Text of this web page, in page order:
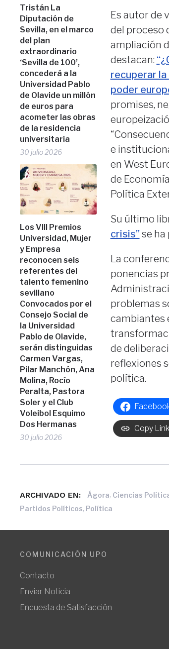
Tristán La
Diputación de
Sevilla, en el marco
del plan
extraordinario
‘Sevilla de 100’,
concederá a la
Universidad Pablo
de Olavide un millón
de euros para
acometer las obras
de la residencia
universitaria
30 julio 2026
Los VIII Premios
Universidad, Mujer
y Empresa
reconocen seis
referentes del
talento femenino
sevillano
Convocados por el
Consejo Social de
la Universidad
Pablo de Olavide,
serán distinguidas
Carmen Vargas,
Pilar Manchón, Ana
Molina, Rocío
Peralta, Pastora
Soler y el Club
Voleibol Esquimo
Dos Hermanas
30 julio 2026
Es autor de
del proceso
ampliación
destacan:
recuperar la
poder
promises,
e
en West
de
Política
Su último
crisis”se ha
La
ponencias
problemas
cambiantes
de
reflexiones
política.
Copy Link
ARCHIVADO EN: Ágora, Ciencias
Partidos Políticos, Política
COMUNICACIÓN UPO
Contacto
Enviar Noticia
Encuesta de Satisfacción